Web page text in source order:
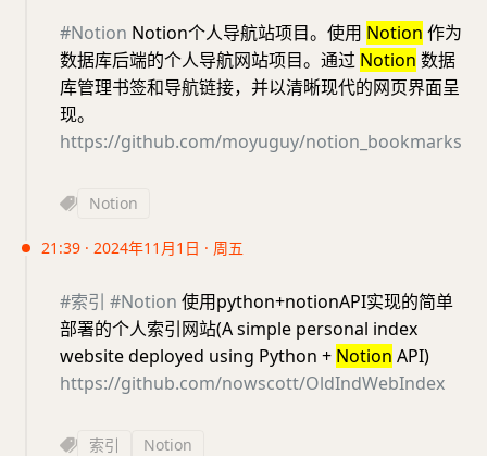
#Notion Notion个人导航站项目。使用 Notion 作为
数据库后端的个人导航网站项目。通过 Notion 数据
库管理书签和导航链接，并以清晰现代的网页界面呈
现。
https://github.com/moyuguy/notion_bookmarks
Notion
21:39 · 2024年11月1日 · 周五
#索引 #Notion 使用python+notionAPI实现的简单
部署的个人索引网站(A simple personal index
website deployed using Python + Notion API)
https://github.com/nowscott/OldIndWebIndex
索引 Notion